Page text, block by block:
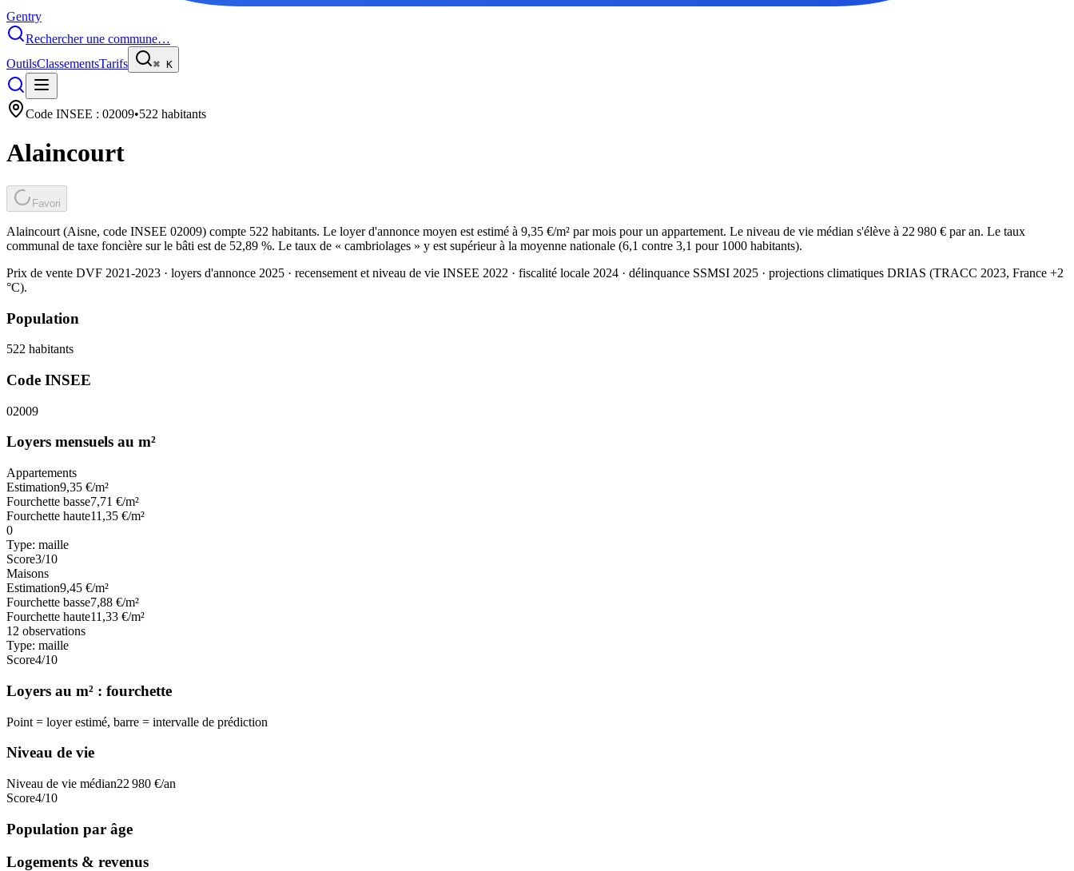
Gentry
Rechercher une commune…
OutilsClassementsTarifs ⌘ K
Code INSEE : 02009•522 habitants
Alaincourt
Favori
Alaincourt (Aisne, code INSEE 02009) compte 522 habitants. Le loyer d'annonce moyen est estimé à 9,35 €/m² par mois pour un appartement. Le niveau de vie médian s'élève à 22 980 € par an. Le taux
communal de taxe foncière sur le bâti est de 52,89 %. Le taux de « cambriolages » y est supérieur à la moyenne nationale (6,1 contre 3,1 pour 1000 habitants).
Prix de vente DVF 2021-2023 · loyers d'annonce 2025 · recensement et niveau de vie INSEE 2022 · fiscalité locale 2024 · délinquance SSMSI 2025 · projections climatiques DRIAS (TRACC 2023, France +2
°C).
Population
522 habitants
Code INSEE
02009
Loyers mensuels au m²
Appartements
Estimation9,35 €/m²
Fourchette basse7,71 €/m²
Fourchette haute11,35 €/m²
0
Type: maille
Score3/10
Maisons
Estimation9,45 €/m²
Fourchette basse7,88 €/m²
Fourchette haute11,33 €/m²
12 observations
Type: maille
Score4/10
Loyers au m² : fourchette
Point = loyer estimé, barre = intervalle de prédiction
Niveau de vie
Niveau de vie médian22 980 €/an
Score4/10
Population par âge
Logements & revenus